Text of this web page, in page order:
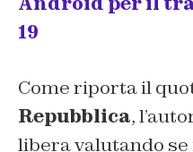
19
Come riporta il
Repubblica,
libera valutando